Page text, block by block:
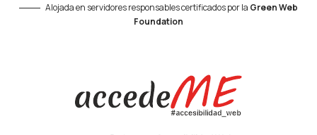
Alojada en servidores responsables certificados por la Green Web
Foundation